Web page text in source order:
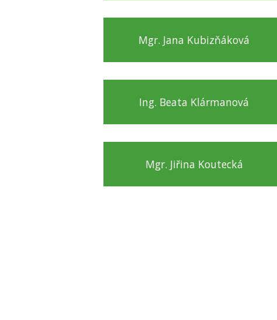
Mgr. Jana Kubizňáková
Ing. Beata Klármanová
Mgr. Jiřina Koutecká